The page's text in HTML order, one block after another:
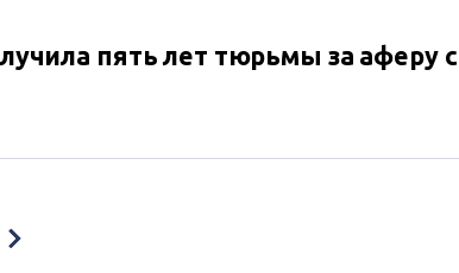
пять лет тюрьмы за аферу с